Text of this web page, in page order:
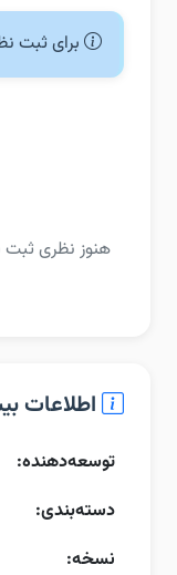
برای ثبت
هنوز نظری
اطلاعات
توسعه‌دهنده:
دسته‌بندی:
نسخه: